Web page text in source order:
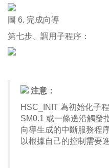
圖 6. 完成向導
第七步、調用子程序：
注意：
HSC_INIT 為初始化子
SM0.1 或一條邊沿觸發
向導生成的中斷服務程
以根據自己的控制需要